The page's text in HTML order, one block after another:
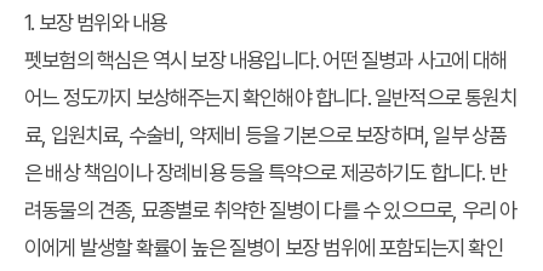
1. 보장 범위와 내용
펫보험의 핵심은 역시 보장 내용입니다. 어떤 질병과 사고에 대해
어느 정도까지 보상해주는지 확인해야 합니다. 일반적으로 통원치
료, 입원치료, 수술비, 약제비 등을 기본으로 보장하며, 일부 상품
은 배상 책임이나 장례비용 등을 특약으로 제공하기도 합니다. 반
려동물의 견종, 묘종별로 취약한 질병이 다를 수 있으므로, 우리 아
이에게 발생할 확률이 높은 질병이 보장 범위에 포함되는지 확인